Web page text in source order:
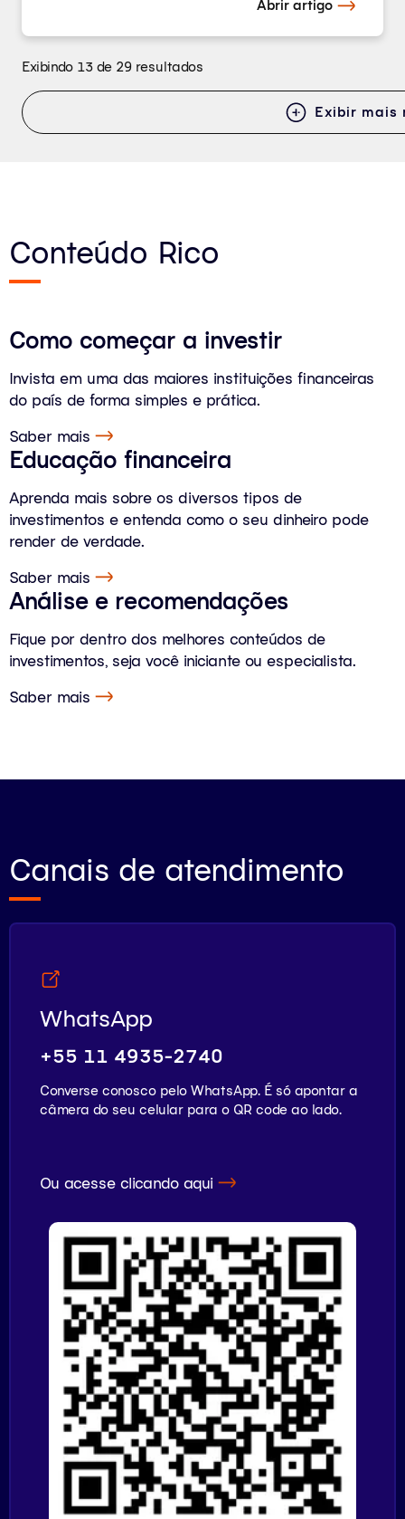
Abrir artigo
Exibindo 13 de 29 resultados
Exibir mais
Conteúdo Rico
Como começar a investir
Invista em uma das maiores instituições financeiras
do país de forma simples e prática.
Saber mais
Educação financeira
Aprenda mais sobre os diversos tipos de
investimentos e entenda como o seu dinheiro pode
render de verdade.
Saber mais
Análise e recomendações
Fique por dentro dos melhores conteúdos de
investimentos, seja você iniciante ou especialista.
Saber mais
Canais de atendimento
WhatsApp
+55 11 4935-2740
Converse conosco pelo WhatsApp. É só apontar a
câmera do seu celular para o QR code ao lado.
Ou acesse clicando aqui